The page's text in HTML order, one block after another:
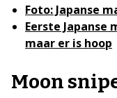
Foto: Japanse
Eerste Japanse
maar er is hoop
Moon